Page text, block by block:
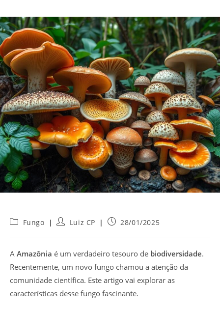
Categoria
Fungo
AutorLuiz CP
Post28/01/2025
A Amazônia é um verdadeiro tesouro de biodiversidade.
Recentemente, um novo fungo chamou a atenção da
comunidade científica. Este artigo vai explorar as
características desse fungo fascinante.